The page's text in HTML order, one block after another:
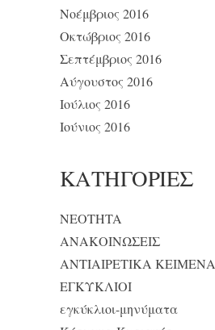
Νοέμβριος 2016
Οκτώβριος 2016
Σεπτέμβριος 2016
Αύγουστος 2016
Ιούλιος 2016
Ιούνιος 2016
KΑΤΗΓΟΡΊΕΣ
NEOTHTA
ΑΝΑΚΟΙΝΩΣΕΙΣ
ΑΝΤΙΑΙΡΕΤΙΚΑ ΚΕΙΜΕΝΑ
ΕΓΚΥΚΛΙΟΙ
εγκύκλιοι-μηνύματα